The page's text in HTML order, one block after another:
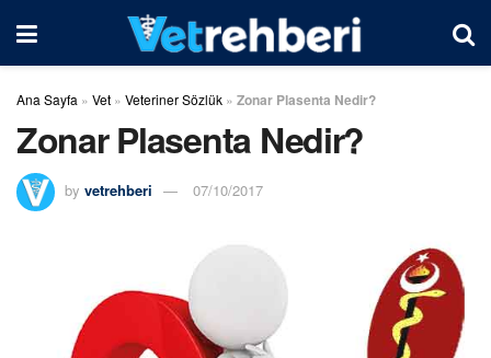
Ana Sayfa » Vet » Veteriner Sözlük » Zonar Plasenta Nedir?
Zonar Plasenta Nedir?
by vetrehberi 07/10/2017